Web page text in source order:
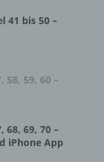
41 bis 50 –
58, 59, 60 –
68, 69, 70 –
iPhone App